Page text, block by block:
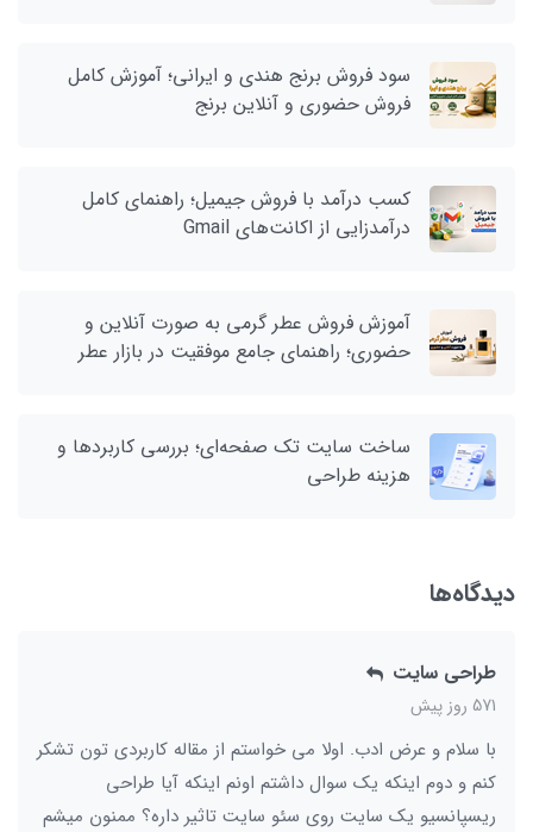
سود فروش برنج هندی و ایرانی؛ آموزش کامل
فروش حضوری و آنلاین برنج
کسب درآمد با فروش جیمیل؛ راهنمای کامل
درآمدزایی از اکانت‌های Gmail
آموزش فروش عطر گرمی به صورت آنلاین و
حضوری؛ راهنمای جامع موفقیت در بازار عطر
ساخت سایت تک صفحه‌ای؛ بررسی کاربردها و
هزینه طراحی
دیدگاه‌ها
طراحی سایت
571 روز پیش
با سلام و عرض ادب. اولا می خواستم از مقاله کاربردی تون تشکر
کنم و دوم اینکه یک سوال داشتم اونم اینکه آیا طراحی
ریسپانسیو یک سایت روی سئو سایت تاثیر داره؟ ممنون میشم